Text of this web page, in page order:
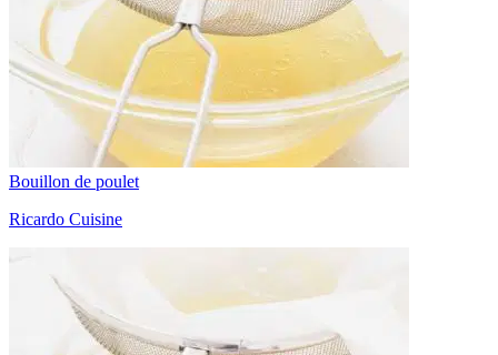
Bouillon de poulet
Ricardo Cuisine